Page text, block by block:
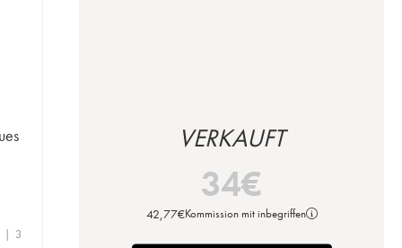
| 3
VERKAUFT
34€
42,77€Kommission mit inbegriffen